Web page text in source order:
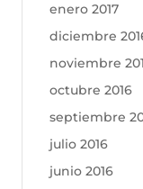
enero 2017
diciembre
noviembre
octubre 2016
septiembre
julio 2016
junio 2016